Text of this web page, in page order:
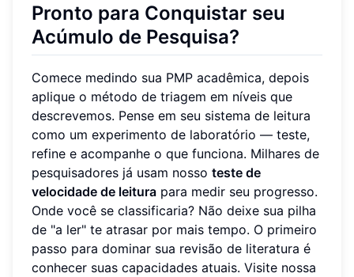
Pronto para Conquistar seu
Acúmulo de Pesquisa?
Comece medindo sua PMP acadêmica, depois
aplique o método de triagem em níveis que
descrevemos. Pense em seu sistema de leitura
como um experimento de laboratório — teste,
refine e acompanhe o que funciona. Milhares de
pesquisadores já usam nosso teste de
velocidade de leitura para medir seu progresso.
Onde você se classificaria? Não deixe sua pilha
de "a ler" te atrasar por mais tempo. O primeiro
passo para dominar sua revisão de literatura é
conhecer suas capacidades atuais. Visite nossa